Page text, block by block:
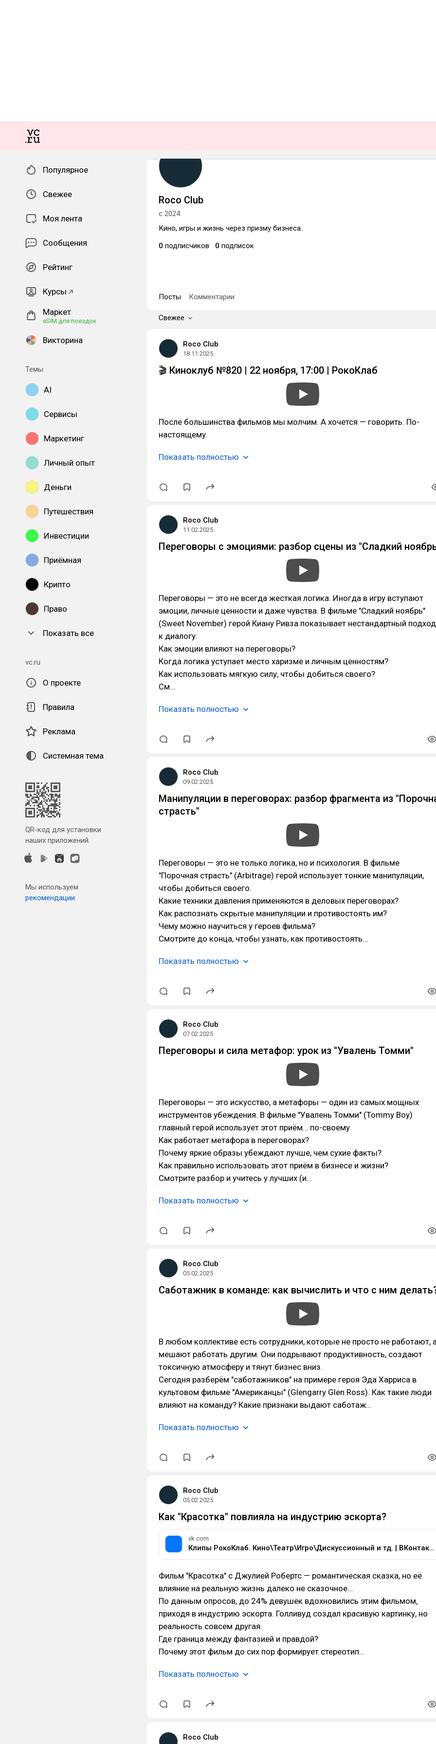
Популярное
Свежее
Моя лента
Сообщения
Рейтинг
Курсы
Маркет
eSIM для поездок
Викторина
Темы
AI
Сервисы
Маркетинг
Личный опыт
Деньги
Путешествия
Инвестиции
Приёмная
Крипто
Право
Показать все
vc.ru
О проекте
Правила
Реклама
Системная тема
QR-код для установки
наших приложений.
Мы используем
рекомендации.
Roco Club
с 2024
Кино, игры и жизнь через призму бизнеса.
0 подписчиков 0 подписок
Посты Комментарии
Свежее
Roco Club
18.11.2025
🎬 Киноклуб №820 | 22 ноября, 17:00 | РокоКлаб
После большинства фильмов мы молчим. А хочется — говорить. По-
настоящему.
Показать полностью
Roco Club
11.02.2025
Переговоры с эмоциями: разбор сцены из "Сладкий
Переговоры — это не всегда жесткая логика. Иногда в игру вступают
эмоции, личные ценности и даже чувства. В фильме "Сладкий ноябрь"
(Sweet November) герой Киану Ривза показывает нестандартный подход
к диалогу.
Как эмоции влияют на переговоры?
Когда логика уступает место харизме и личным ценностям?
Как использовать мягкую силу, чтобы добиться своего?
См…
Показать полностью
Roco Club
09.02.2025
Манипуляции в переговорах: разбор фрагмента из
страсть"
Переговоры — это не только логика, но и психология. В фильме
"Порочная страсть" (Arbitrage) герой использует тонкие манипуляции,
чтобы добиться своего.
Какие техники давления применяются в деловых переговорах?
Как распознать скрытые манипуляции и противостоять им?
Чему можно научиться у героев фильма?
Смотрите до конца, чтобы узнать, как противостоять…
Показать полностью
Roco Club
07.02.2025
Переговоры и сила метафор: урок из "Увалень Томми"
Переговоры — это искусство, а метафоры — один из самых мощных
инструментов убеждения. В фильме "Увалень Томми" (Tommy Boy)
главный герой использует этот приём… по-своему
Как работает метафора в переговорах?
Почему яркие образы убеждают лучше, чем сухие факты?
Как правильно использовать этот приём в бизнесе и жизни?
Смотрите разбор и учитесь у лучших (и…
Показать полностью
Roco Club
05.02.2025
Саботажник в команде: как вычислить и что с ним
В любом коллективе есть сотрудники, которые не просто не работают,
мешают работать другим. Они подрывают продуктивность, создают
токсичную атмосферу и тянут бизнес вниз.
Сегодня разберём "саботажников" на примере героя Эда Харриса в
культовом фильме "Американцы" (Glengarry Glen Ross). Как такие люди
влияют на команду? Какие признаки выдают саботаж…
Показать полностью
Roco Club
05.02.2025
Как "Красотка" повлияла на индустрию эскорта?
vk.com
Клипы РокоКлаб. Кино\Театр\Игро\Дискуссионный и тд. | ВКонтакте
Фильм "Красотка" с Джулией Робертс — романтическая сказка, но её
влияние на реальную жизнь далеко не сказочное…
По данным опросов, до 24% девушек вдохновились этим фильмом,
приходя в индустрию эскорта. Голливуд создал красивую картинку, но
реальность совсем другая.
Где граница между фантазией и правдой?
Почему этот фильм до сих пор формирует стереотип…
Показать полностью
Roco Club